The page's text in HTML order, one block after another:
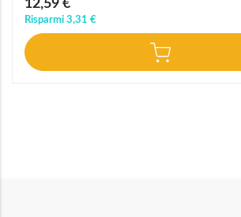
speciale
12,59 €
Risparmi 3,31 €